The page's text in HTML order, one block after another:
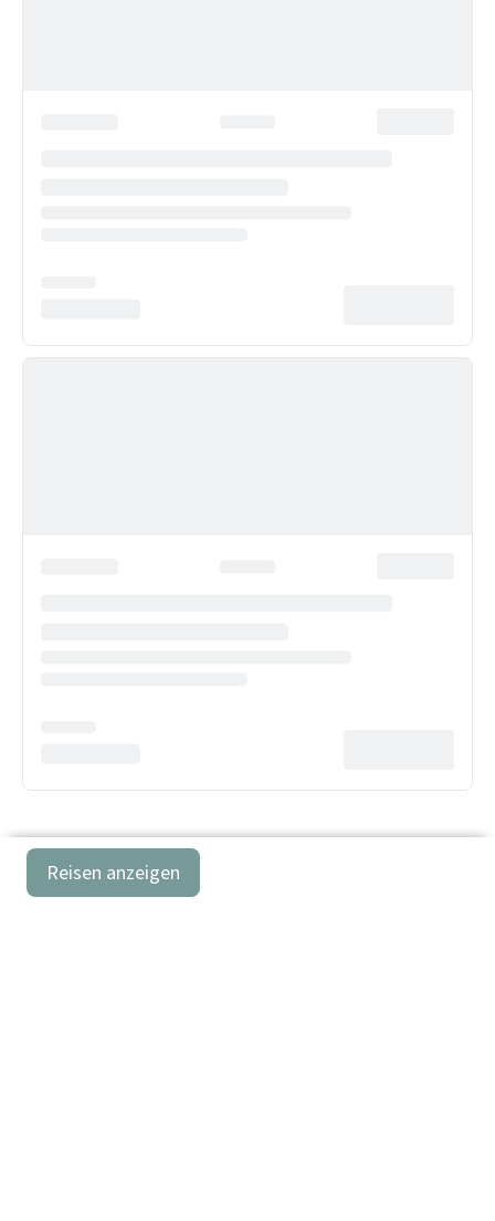
Reisen anzeigen